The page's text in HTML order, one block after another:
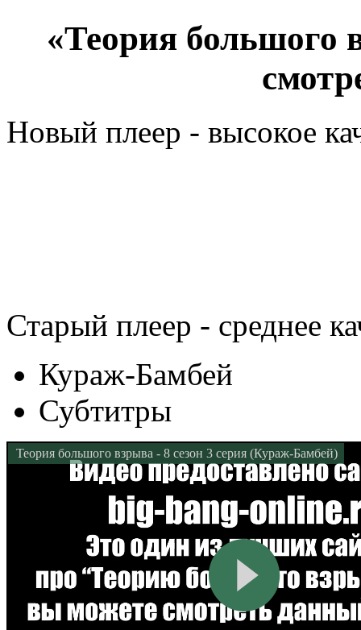
«Теория большого
Новый плеер - высокое
Старый плеер - среднее
Кураж-Бамбей
Субтитры
Теория большого взрыва - 8 сезон 3 серия (Кураж-Бамбей)